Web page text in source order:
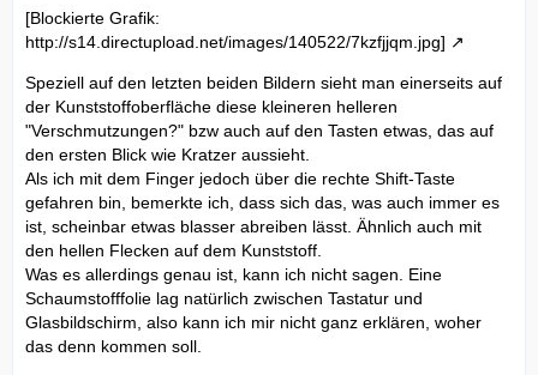
[Blockierte Grafik:
http://s14.directupload.net/images/140522/7kzfjjqm.jpg]
Speziell auf den letzten beiden Bildern sieht man einerseits auf
der Kunststoffoberfläche diese kleineren helleren
"Verschmutzungen?" bzw auch auf den Tasten etwas, das auf
den ersten Blick wie Kratzer aussieht.
Als ich mit dem Finger jedoch über die rechte Shift-Taste
gefahren bin, bemerkte ich, dass sich das, was auch immer es
ist, scheinbar etwas blasser abreiben lässt. Ähnlich auch mit
den hellen Flecken auf dem Kunststoff.
Was es allerdings genau ist, kann ich nicht sagen. Eine
Schaumstofffolie lag natürlich zwischen Tastatur und
Glasbildschirm, also kann ich mir nicht ganz erklären, woher
das denn kommen soll.